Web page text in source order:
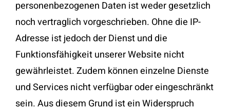
personenbezogenen Daten ist weder gesetzlich
noch vertraglich vorgeschrieben. Ohne die IP-
Adresse ist jedoch der Dienst und die
Funktionsfähigkeit unserer Website nicht
gewährleistet. Zudem können einzelne Dienste
und Services nicht verfügbar oder eingeschränkt
sein. Aus diesem Grund ist ein Widerspruch